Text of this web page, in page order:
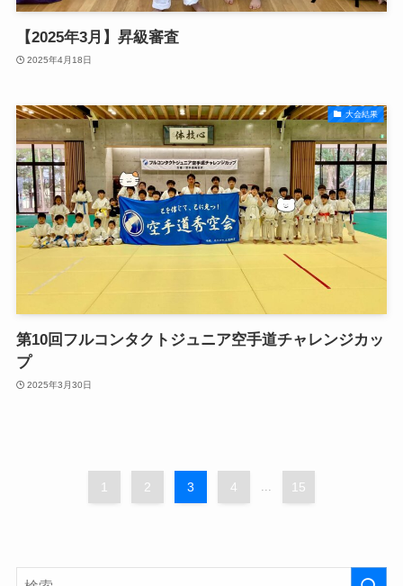
【2025年3月】昇級審査
2025年4月18日
大会結果
第10回フルコンタクトジュニア空手道チャレンジカッ
プ
2025年3月30日
1 2 3 4 ... 15